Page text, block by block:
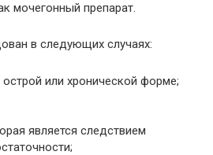
мочегонный препарат.
в следующих случаях:
или хронической форме;
является следствием